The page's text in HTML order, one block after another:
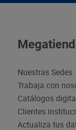
Nuestras Sedes
Trabaja con
Catálogos
Clientes
Actualiza tus